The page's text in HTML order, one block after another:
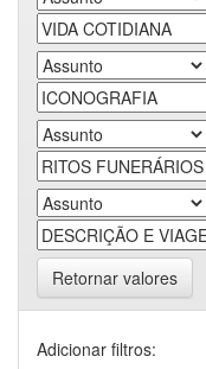
Retornar valores
Adicionar filtros: